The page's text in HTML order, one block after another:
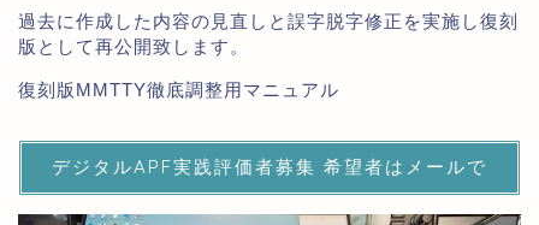
過去に作成した内容の見直しと誤字脱字修正を実施し復刻
版として再公開致します。
復刻版MMTTY徹底調整用マニュアル
デジタルAPF実践評価者募集 希望者はメールで